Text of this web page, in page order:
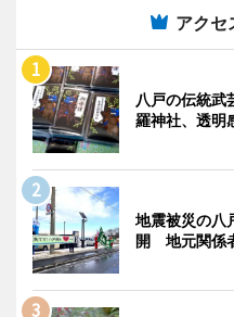
アクセ
八戸の伝統
羅神社、透明
地震被災の八
開 地元関係